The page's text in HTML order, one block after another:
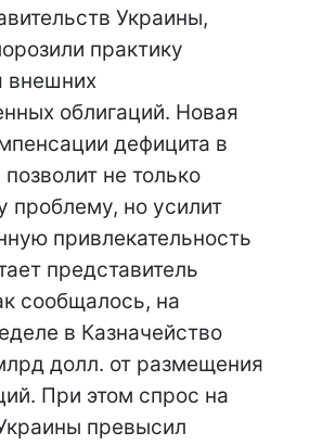
Украины,
практику
внешних
облигаций. Новая
дефицита в
не только
проблему, но усилит
привлекательность
представитель
сообщалось, на
в Казначейство
долл. от размещения
При этом спрос на
превысил